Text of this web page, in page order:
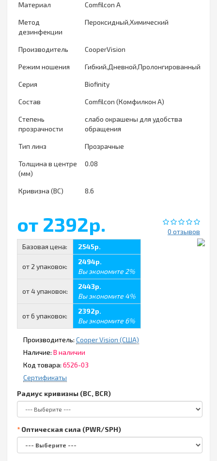
Материал Сomfilcon A
Метод
дезинфекции
Пероксидный,Химический
Производитель CooperVision
Режим ношения Гибкий,Дневной,Пролонгированный
Серия Biofinity
Состав Comfilcon (Комфилкон А)
Степень
прозрачности
слабо окрашены для удобства
обращения
Тип линз Прозрачные
Толщина в центре
(мм)
0.08
Кривизна (ВС) 8.6
0 отзывов
от 2392р.
Базовая цена: 2545р.
от 2 упаковок:
2494р.
Вы экономите 2%
от 4 упаковок:
2443р.
Вы экономите 4%
от 6 упаковок:
2392р.
Вы экономите 6%
Производитель: Cooper Vision (США)
Наличие: В наличии
Код товара: 6526-03
Сертификаты
Радиус кривизны (BC, BCR)
Оптическая сила (PWR/SPH)